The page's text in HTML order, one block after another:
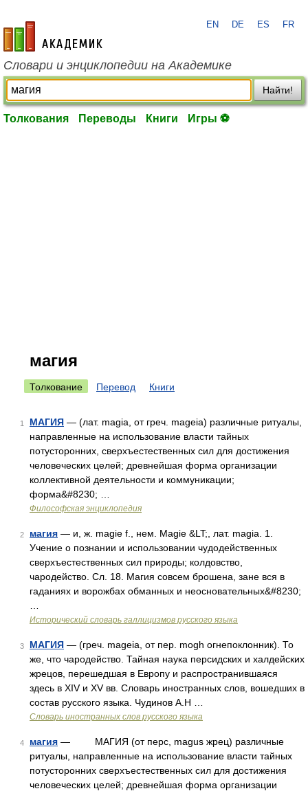
academic.ru
EN DE ES FR
Словари и энциклопедии на Академике
Найти!
Толкования Переводы Книги Игры ⚽
магия
Толкование Перевод Книги
1 МАГИЯ — (лат. magia, от греч. mageia) различные ритуалы,
направленные на использование власти тайных
потусторонних, сверхъестественных сил для достижения
человеческих целей; древнейшая форма организации
коллективной деятельности и коммуникации;
форма&#8230; …
Философская энциклопедия
2 магия — и, ж. magie f., нем. Magie &LT;, лат. magia. 1.
Учение о познании и использовании чудодейственных
сверхъестественных сил природы; колдовство,
чародейство. Сл. 18. Магия совсем брошена, зане вся в
гаданиях и ворожбах обманных и неосновательных&#8230;
Исторический словарь галлицизмов русского языка
3 МАГИЯ — (греч. mageia, от пер. mogh огнепоклонник). То
же, что чародейство. Тайная наука персидских и халдейских
жрецов, перешедшая в Европу и распространившаяся
здесь в XIV и XV вв. Словарь иностранных слов, вошедших в
состав русского языка. Чудинов А.Н …
Словарь иностранных слов русского языка
4 магия — МАГИЯ (от перс, magus жрец) различные
ритуалы, направленные на использование власти тайных
потусторонних сверхъестественных сил для достижения
человеческих целей; древнейшая форма организации